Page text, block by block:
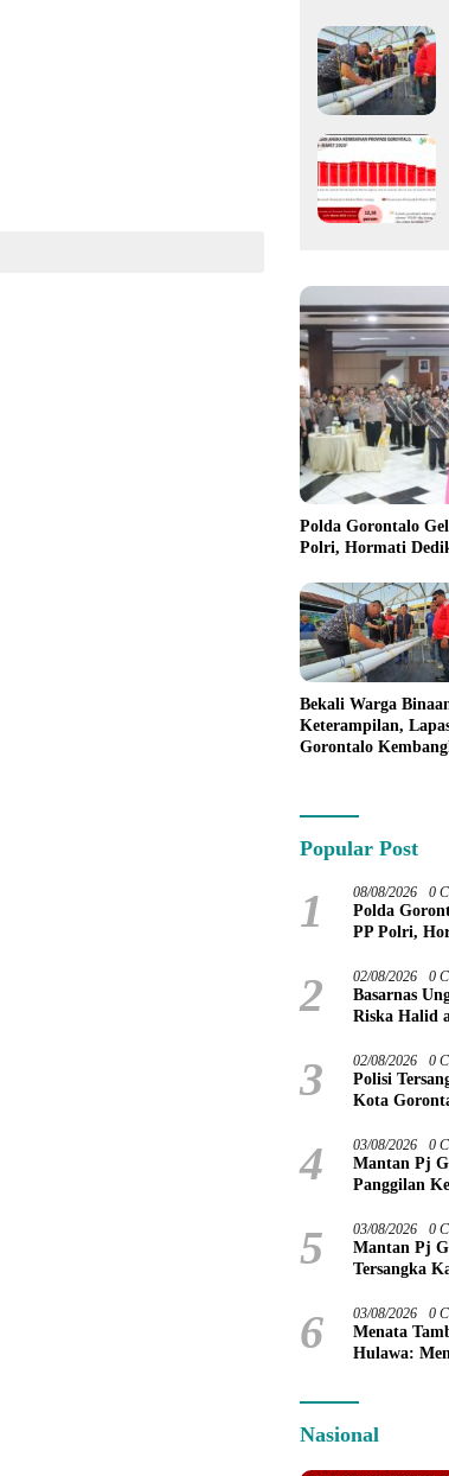
Polda Gorontalo
Polri, Hormati
Bekali Warga
Keterampilan,
Gorontalo
Popular Post
1 08/08/2026 0
Polda
PP Polri,
2 02/08/2026 0
Basarnas
Riska Halid
3 02/08/2026 0
Polisi
Kota
4 03/08/2026 0
Mantan Pj
Panggilan
5 03/08/2026 0
Mantan Pj
Tersangka
6 03/08/2026 0
Menata
Hulawa:
Nasional